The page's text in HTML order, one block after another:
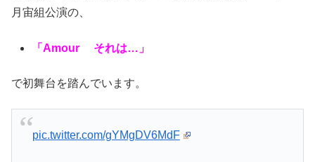
月宙組公演の、
「Amour それは…」
で初舞台を踏んでいます。
pic.twitter.com/gYMgDV6MdF